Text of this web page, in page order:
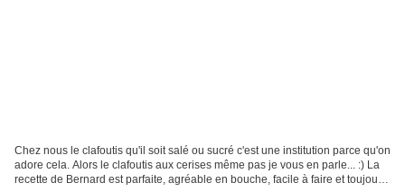
Chez nous le clafoutis qu'il soit salé ou sucré c'est une institution parce qu'on
adore cela. Alors le clafoutis aux cerises même pas je vous en parle... :) La
recette de Bernard est parfaite, agréable en bouche, facile à faire et toujours